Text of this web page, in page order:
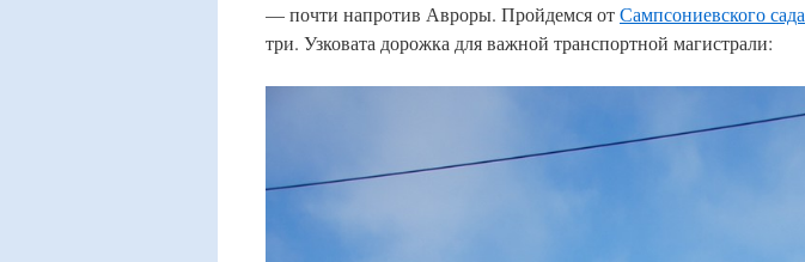
— почти напротив Авроры. Пройдемся отСампсониевского сада
три. Узковата дорожка для важной транспортной магистрали: